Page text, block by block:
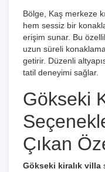
Bölge, Kaş merkeze
hem sessiz bir
erişim sunar. Bu
uzun süreli
getirir. Düzenli
tatil deneyimi sağlar.
Gökseki
Çıkan
Gökseki kiralık villa